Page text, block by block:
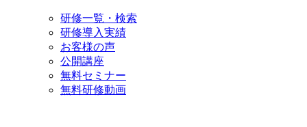
研修一覧・検索
研修導入実績
お客様の声
公開講座
無料セミナー
無料研修動画